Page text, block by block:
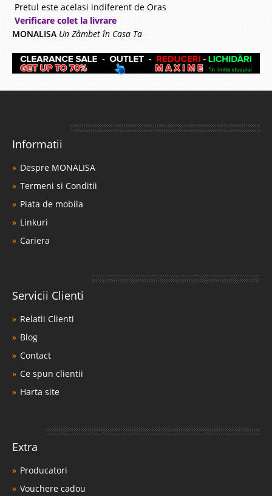
Pretul este acelasi indiferent de Oras
Verificare colet la livrare
MONALISA Un Zâmbet în Casa Ta
Informatii
Despre MONALISA
Termeni si Conditii
Piata de mobila
Linkuri
Cariera
Servicii Clienti
Relatii Clienti
Blog
Contact
Ce spun clientii
Harta site
Extra
Producatori
Vouchere cadou